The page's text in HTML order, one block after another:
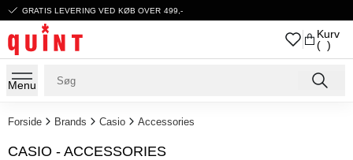
GRATIS LEVERING VED KØB OVER 499,-
Kurv
( )
Menu
Forside Brands Casio Accessories
CASIO - ACCESSORIES